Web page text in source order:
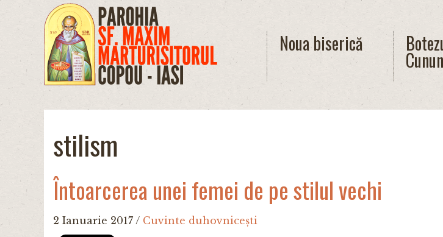
Mergi la conţinutul principal
Noua biserică
stilism
Întoarcerea unei femei de pe stilul vechi
2 Ianuarie 2017 / Cuvinte duhovnicești